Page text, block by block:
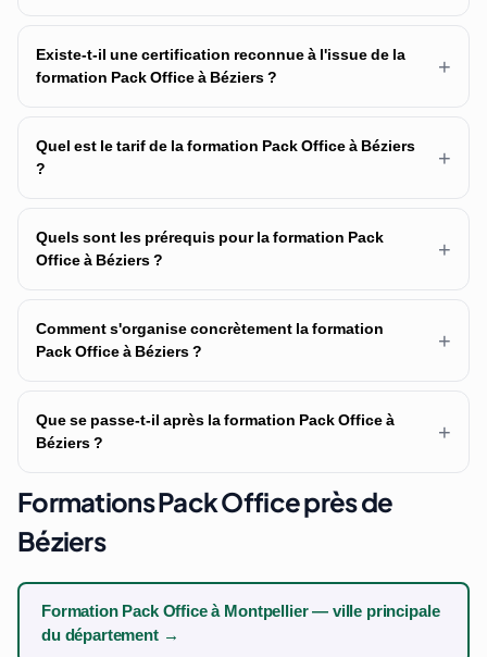
Existe-t-il une certification reconnue à l'issue de la
formation Pack Office à Béziers ?
+
Quel est le tarif de la formation Pack Office à Béziers
?
+
Quels sont les prérequis pour la formation Pack
Office à Béziers ?
+
Comment s'organise concrètement la formation
Pack Office à Béziers ?
+
Que se passe-t-il après la formation Pack Office à
Béziers ?
+
Formations Pack Office près de
Béziers
Formation Pack Office à Montpellier — ville principale
du département →